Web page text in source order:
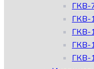
ГКВ-
ГКВ-
ГКВ-
ГКВ-